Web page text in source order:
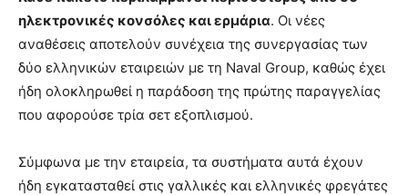
ηλεκτρονικές κονσόλες και ερμάρια. Οι νέες
αναθέσεις αποτελούν συνέχεια της συνεργασίας των
δύο ελληνικών εταιρειών με τη Naval Group, καθώς έχει
ήδη ολοκληρωθεί η παράδοση της πρώτης παραγγελίας
που αφορούσε τρία σετ εξοπλισμού.
Σύμφωνα με την εταιρεία, τα συστήματα αυτά έχουν
ήδη εγκατασταθεί στις γαλλικές και ελληνικές φρεγάτες